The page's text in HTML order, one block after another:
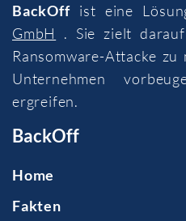
BackOffist eine
GmbH
. Sie zielt
Ransomware-Attacke
Unternehmen
ergreifen.
BackOff
Home
Fakten